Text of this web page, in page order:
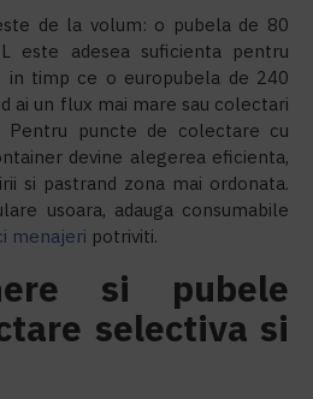
de la volum: o pubela de 80
este adesea suficienta pentru
in timp ce o europubela de 240
ai un flux mai mare sau colectari
Pentru puncte de colectare cu
devine alegerea eficienta,
si pastrand zona mai ordonata.
usoara, adauga consumabile
menajeri potriviti.
si pubele
selectiva si